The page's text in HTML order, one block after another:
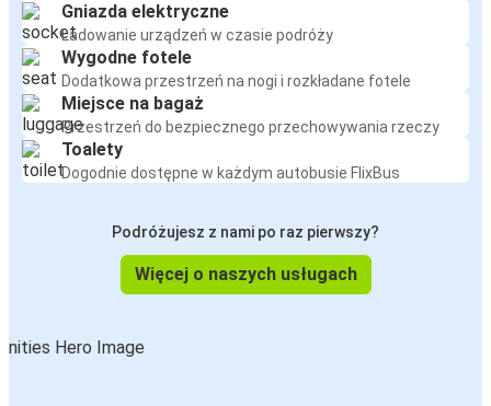
Gniazda elektryczne
Ładowanie urządzeń w czasie podróży
Wygodne fotele
Dodatkowa przestrzeń na nogi i rozkładane fotele
Miejsce na bagaż
Przestrzeń do bezpiecznego przechowywania rzeczy
Toalety
Dogodnie dostępne w każdym autobusie FlixBus
Podróżujesz z nami po raz pierwszy?
Więcej o naszych usługach